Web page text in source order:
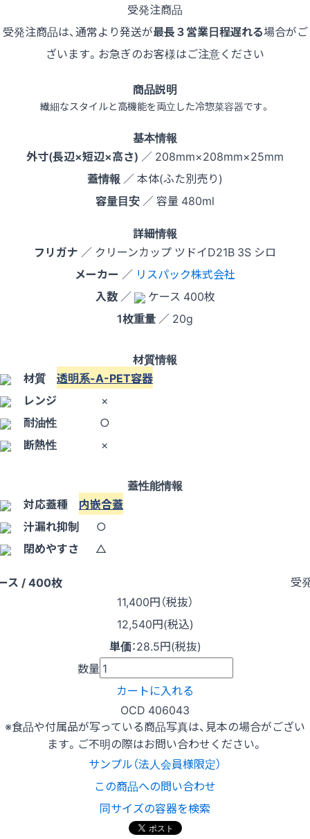
受発注商品
受発注商品は、通常より発送が最長３営業日程遅れる場合がご
ざいます。お急ぎのお客様はご注意ください
商品説明
繊細なスタイルと高機能を両立した冷惣菜容器です。
基本情報
外寸(長辺×短辺×高さ) ／ 208mm×208mm×25mm
蓋情報 ／ 本体(ふた別売り)
容量目安 ／ 容量 480ml
詳細情報
フリガナ ／ クリーンカップ ツドイD21B 3S シロ
メーカー ／ リスパック株式会社
入数／
ケース 400枚
1枚重量 ／ 20g
材質情報
材質 透明系-A-PET容器
レンジ
×
耐油性
○
断熱性
×
蓋性能情報
対応蓋種 内嵌合蓋
汁漏れ抑制
○
閉めやすさ
△
ス / 400枚
受
11,400円（税抜）
12,540円(税込)
単価：28.5円(税抜)
数量
カートに入れる
OCD 406043
※食品や付属品が写っている商品写真は、見本の場合がござい
ます。ご不明の際はお問い合わせください。
サンプル（法人会員様限定）
この商品への問い合わせ
同サイズの容器を検索